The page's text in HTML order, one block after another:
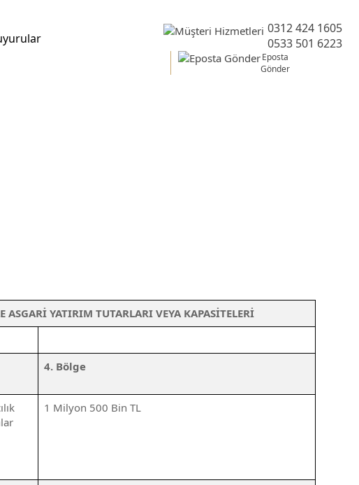
0312 424 1605
0533 501 6223
Eposta
Gönder
ASGARİ YATIRIM TUTARLARI VEYA KAPASİTELERİ
4. Bölge
1 Milyon 500 Bin TL